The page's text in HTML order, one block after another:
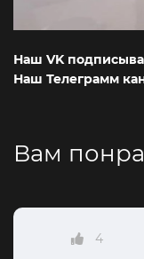
Наш VK
Наш Телеграмм
Вам
4